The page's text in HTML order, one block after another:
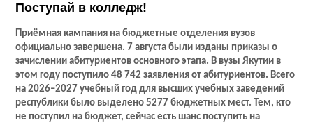
Поступай в колледж!
Приёмная кампания на бюджетные отделения вузов
официально завершена. 7 августа были изданы приказы о
зачислении абитуриентов основного этапа. В вузы Якутии в
этом году поступило 48 742 заявления от абитуриентов. Всего
на 2026–2027 учебный год для высших учебных заведений
республики было выделено 5277 бюджетных мест. Тем, кто
не поступил на бюджет, сейчас есть шанс поступить на